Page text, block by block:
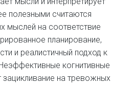
полезными считаются
мыслей на соответствие
планирование,
и реалистичный подход к
когнитивные
зацикливание на тревожных